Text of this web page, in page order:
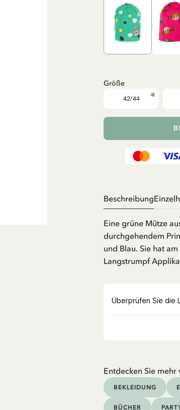
Größe
42/44
Beschreibung
Eine grüne Mütze
durchgehendem
und Blau. Sie hat
Langstrumpf
Entdecken Sie
BEKLEIDUNG
BÜCHER